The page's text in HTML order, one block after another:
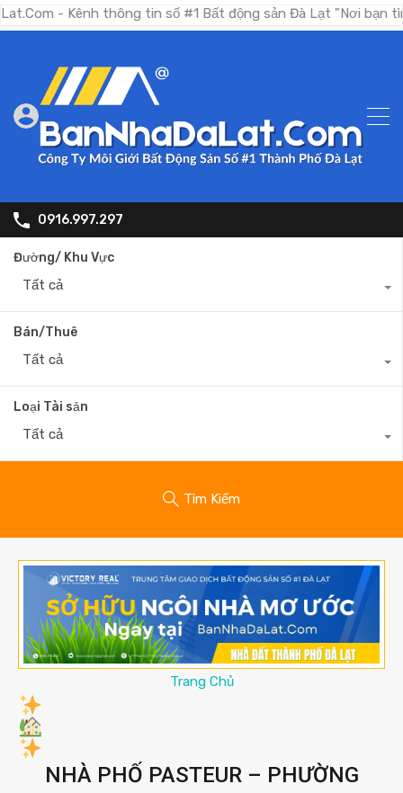
- Kênh thông tin số #1 Bất động sản Đà Lạt "Nơi bạn tìm
0916.997.297
Đường/ Khu Vực
Tất cả
Bán/Thuê
Tất cả
Loại Tài sản
Tất cả
Tìm Kiếm
Trang Chủ
NHÀ PHỐ PASTEUR – PHƯỜNG